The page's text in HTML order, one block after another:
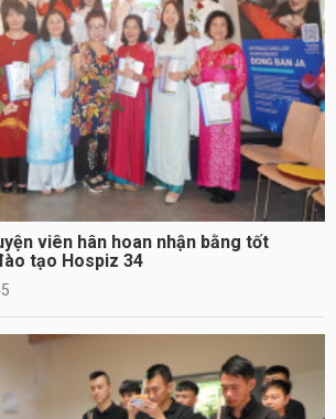
viên hân hoan nhận bằng tốt
tạo Hospiz 34